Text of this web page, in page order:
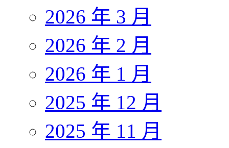
2026 年 3 月
2026 年 2 月
2026 年 1 月
2025 年 12 月
2025 年 11 月